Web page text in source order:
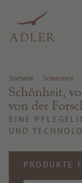
Startseite . Schoenheit
Schönheit,
von der
EINE
UND
PRODUKTE